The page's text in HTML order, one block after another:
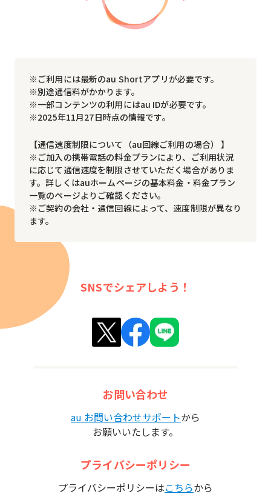
※ご利用には最新のau Shortアプリが必要です。
※別途通信料がかかります。
※一部コンテンツの利用にはau IDが必要です。
※2025年11月27日時点の情報です。
【通信速度制限について（au回線ご利用の場合） 】
※ご加入の携帯電話の料金プランにより、ご利用状況
に応じて通信速度を制限させていただく場合がありま
す。詳しくはauホームページの基本料金・料金プラン
一覧のページよりご確認ください。
※ご契約の会社・通信回線によって、速度制限が異なり
ます。
SNSでシェアしよう！
お問い合わせ
au お問い合わせサポートから
お願いいたします。
プライバシーポリシー
プライバシーポリシーはこちらから